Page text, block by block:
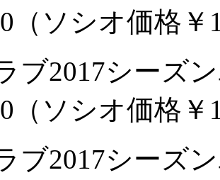
（ソシオ価格￥
ブ2017シー
（ソシオ価格￥
ブ2017シー